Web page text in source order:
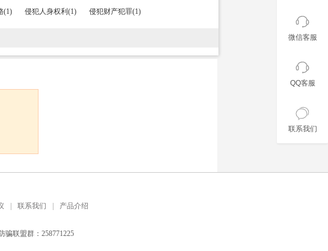
(1) 侵犯人身权利(1) 侵犯财产犯罪(1)
微信客服
QQ客服
联系我们
联系我们 产品介绍
骗联盟群：258771225